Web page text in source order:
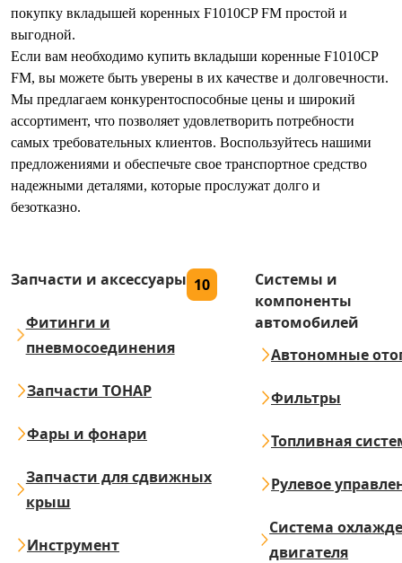
покупку вкладышей коренных F1010CP FM простой и
выгодной.
Если вам необходимо купить вкладыши коренные F1010CP
FM, вы можете быть уверены в их качестве и долговечности.
Мы предлагаем конкурентоспособные цены и широкий
ассортимент, что позволяет удовлетворить потребности
самых требовательных клиентов. Воспользуйтесь нашими
предложениями и обеспечьте свое транспортное средство
надежными деталями, которые прослужат долго и
безотказно.
Запчасти и аксессуары 10
Фитинги и
пневмосоединения
Запчасти ТОНАР
Фары и фонари
Запчасти для сдвижных
крыш
Инструмент
Системы и
компоненты
автомобилей
Автономные
Фильтры
Топливная
Рулевое
Система
двигателя